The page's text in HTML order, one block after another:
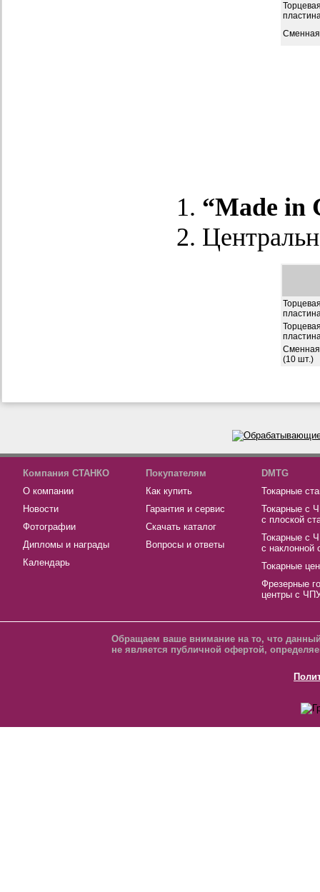
Сменная
“Made in
Сменная
(10 шт.)
Компания СТАНКО
О компании
Новости
Фотографии
Дипломы и награды
Календарь
Покупателям
Как купить
Гарантия и сервис
Скачать каталог
Вопросы и ответы
DMTG
Токарные
Токарные с
с плоской
Токарные с
с наклонной
Токарные
Фрезерные
центры с
Обращаем ваше внимание на то, что
не является публичной офертой,